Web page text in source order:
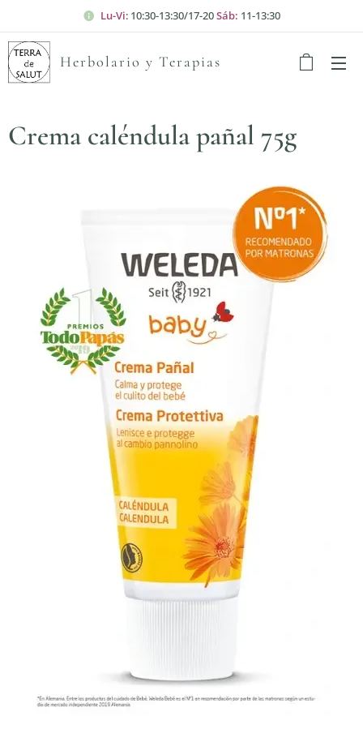
Lu-Vi: 10:30-13:30/17-20Sáb: 11-13:30
Herbolario y Terapias
Crema caléndula pañal 75g